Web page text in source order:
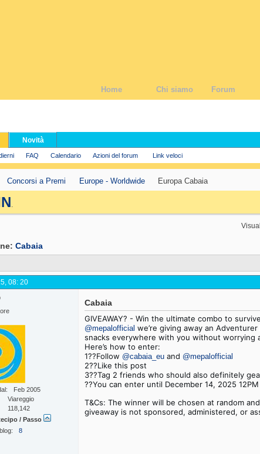
Home Chi siamo Forum
FAQ Calendario Azioni del forum Link veloci
Novità
Concorsi a Premi Europe - Worldwide Europa Cabaia
.
Cabaia
08: 20
Feb 2005
Viareggio
118,142
/ Passo
8
Cabaia
GIVEAWAY? - Win the ultimate combo to
@mepalofficial we’re giving away an
snacks everywhere with you without worrying
Here’s how to enter:
1??Follow @cabaia_eu and @mepalofficial
2??Like this post
3??Tag 2 friends who should also definitely
??You can enter until December 14, 2025 12PM
T&Cs: The winner will be chosen at random
giveaway is not sponsored, administered, or